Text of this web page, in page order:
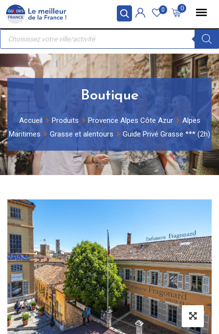
Panneau de gestion des cookies
Skip
content
0
0
Recherche
produits
Boutique
Accueil Produits Provence Alpes Côte Azur
Alpes
Maritimes
Grasse et alentours Guide Privé Grasse *** (2h)